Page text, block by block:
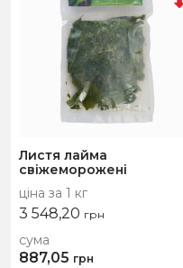
Листя лайма
свіжеморожені
ціна за 1 кг
3 548,20 грн
сума
887,05 грн